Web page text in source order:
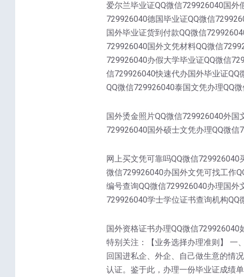
爱尔兰毕业证QQ微信729926040国外
729926040德国毕业证QQ微信
国外毕业证货到付款QQ微信
729926040国外文凭材料QQ微信
729926040办假大学毕业证QQ微信
信729926040快速代办国外毕业证
QQ微信729926040泰国文凭办理QQ
国外烫金照片QQ微信729926040外
729926040国外硕士文凭办理QQ微信
网上买文凭可靠吗QQ微信
微信729926040办国外文凭可找工作
编号查询QQ微信729926040办理国外
729926040学士学位证书查询机构QQ
国外资格证书办理QQ微信
特别关注：【业务选择办理准则】 一
回国进私企、外企、自己做生意的情
认证。鉴于此，办理一份毕业证成绩